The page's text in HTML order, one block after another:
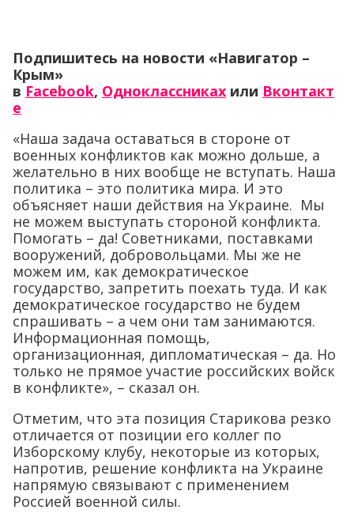
Подпишитесь на новости «Навигатор –
Крым»
в Facebook, Одноклассниках или Вконтакт
е
«Наша задача оставаться в стороне от
военных конфликтов как можно дольше, а
желательно в них вообще не вступать. Наша
политика – это политика мира. И это
объясняет наши действия на Украине. Мы
не можем выступать стороной конфликта.
Помогать – да! Советниками, поставками
вооружений, добровольцами. Мы же не
можем им, как демократическое
государство, запретить поехать туда. И как
демократическое государство не будем
спрашивать – а чем они там занимаются.
Информационная помощь,
организационная, дипломатическая – да. Но
только не прямое участие российских войск
в конфликте», – сказал он.
Отметим, что эта позиция Старикова резко
отличается от позиции его коллег по
Изборскому клубу, некоторые из которых,
напротив, решение конфликта на Украине
напрямую связывают с применением
Россией военной силы.